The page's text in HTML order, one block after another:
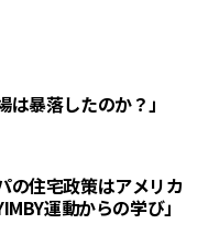
暴落したのか？」
の住宅政策はアメリカ
運動からの学び」